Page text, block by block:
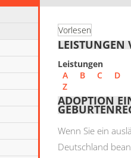
Vorlesen
LEISTUNGEN
Leistungen
A
B C D
Z
ADOPTION
Wenn Sie ein
Deutschland